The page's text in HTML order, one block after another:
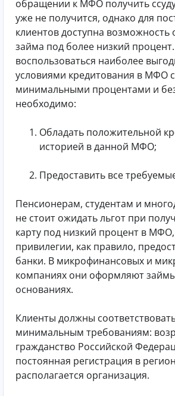
обращении к МФО получить
уже не получится, однако для
клиентов доступна
займа под более низкий
воспользоваться наиболее
условиями кредитования в МФО с
минимальными процентами и
необходимо:
Обладать положительной
историей в данной МФО;
Предоставить все
Пенсионерам, студентам и
не стоит ожидать льгот при
карту под низкий процент в МФО,
привилегии, как правило,
банки. В микрофинансовых и
компаниях они оформляют
основаниях.
Клиенты должны
минимальным требованиям:
гражданство Российской
постоянная регистрация в
располагается организация.